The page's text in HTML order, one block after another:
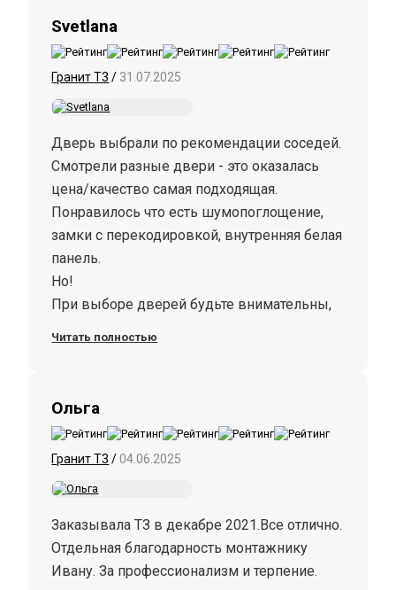
Svetlana
Гранит Т3 / 31.07.2025
Дверь выбрали по рекомендации соседей.
Смотрели разные двери - это оказалась
цена/качество самая подходящая.
Понравилось что есть шумопоглощение,
замки с перекодировкой, внутренняя белая
панель.
Но!
При выборе дверей будьте внимательны,
Читать полностью
Ольга
Гранит Т3 /04.06.2025
Заказывала ТЗ в декабре 2021.Все отлично.
Отдельная благодарность монтажнику
Ивану. За профессионализм и терпение.